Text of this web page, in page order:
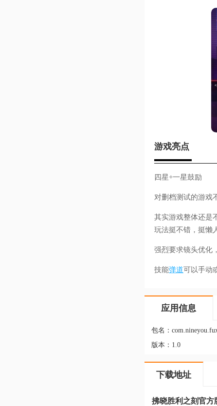
游戏亮点
四星+一星鼓励
对删档测试的游戏
其实游戏整体还是
玩法挺不错，挺懒
强烈要求镜头优化
技能弹道可以手动
应用信息
包名：
版本： 1.0
下载地址
拂晓胜利之刻官方